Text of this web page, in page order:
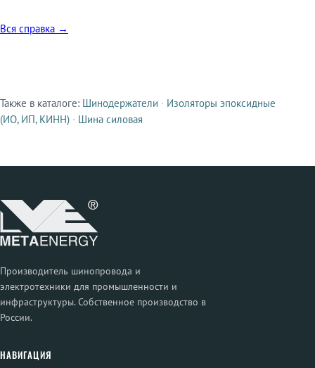
Вся справка →
Смежные продукты
Также в каталоге: Шинодержатели · Изоляторы эпоксидные
(ИО, ИП, КИНН) · Шина силовая
Производитель шинопровода и
электротехники для промышленности и
инфраструктуры. Собственное производство в
России.
НАВИГАЦИЯ